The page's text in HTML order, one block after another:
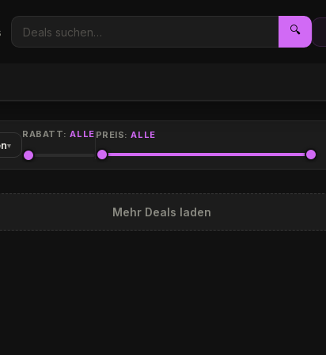
🔍
▾
RABATT:ALLE PREIS:ALLE
Mehr Deals laden